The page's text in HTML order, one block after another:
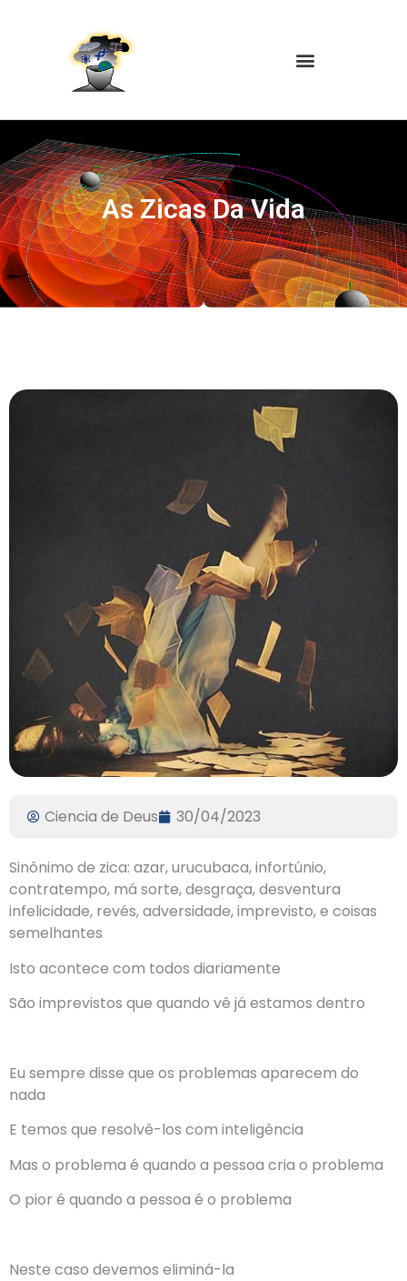
As Zicas Da Vida
Ciencia de Deus 30/04/2023
Sinônimo de zica: azar, urucubaca, infortúnio,
contratempo, má sorte, desgraça, desventura
infelicidade, revés, adversidade, imprevisto, e coisas
semelhantes
Isto acontece com todos diariamente
São imprevistos que quando vê já estamos dentro
Eu sempre disse que os problemas aparecem do
nada
E temos que resolvê-los com inteligência
Mas o problema é quando a pessoa cria o problema
O pior é quando a pessoa é o problema
Neste caso devemos eliminá-la